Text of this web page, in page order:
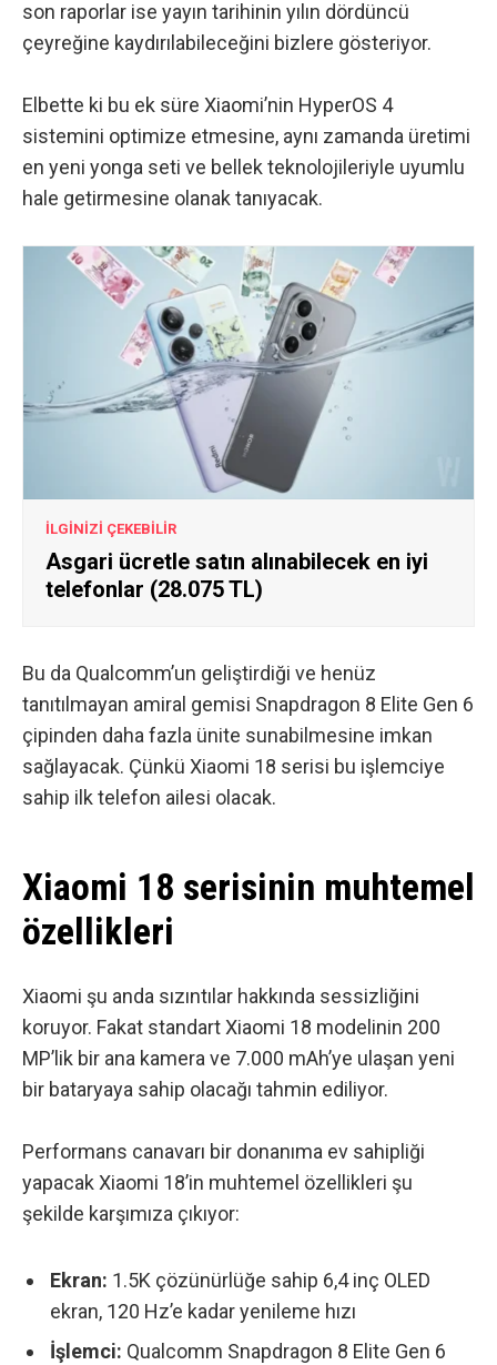
son raporlar ise yayın tarihinin yılın dördüncü
çeyreğine kaydırılabileceğini bizlere gösteriyor.
Elbette ki bu ek süre Xiaomi’nin HyperOS 4
sistemini optimize etmesine, aynı zamanda üretimi
en yeni yonga seti ve bellek teknolojileriyle uyumlu
hale getirmesine olanak tanıyacak.
İLGİNİZİ ÇEKEBİLİR
Asgari ücretle satın alınabilecek en iyi
telefonlar (28.075 TL)
Bu da Qualcomm’un geliştirdiği ve henüz
tanıtılmayan amiral gemisi Snapdragon 8 Elite Gen 6
çipinden daha fazla ünite sunabilmesine imkan
sağlayacak. Çünkü Xiaomi 18 serisi bu işlemciye
sahip ilk telefon ailesi olacak.
Xiaomi 18 serisinin muhtemel
özellikleri
Xiaomi şu anda sızıntılar hakkında sessizliğini
koruyor. Fakat standart Xiaomi 18 modelinin 200
MP’lik bir ana kamera ve 7.000 mAh’ye ulaşan yeni
bir bataryaya sahip olacağı tahmin ediliyor.
Performans canavarı bir donanıma ev sahipliği
yapacak Xiaomi 18’in muhtemel özellikleri şu
şekilde karşımıza çıkıyor:
Ekran: 1.5K çözünürlüğe sahip 6,4 inç OLED
ekran, 120 Hz’e kadar yenileme hızı
İşlemci: Qualcomm Snapdragon 8 Elite Gen 6